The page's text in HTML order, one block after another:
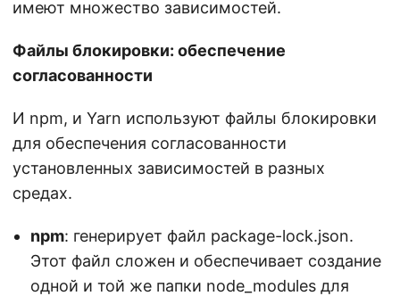
имеют множество зависимостей.
Файлы блокировки: обеспечение
согласованности
И npm, и Yarn используют файлы блокировки
для обеспечения согласованности
установленных зависимостей в разных
средах.
npm: генерирует файл package-lock.json.
Этот файл сложен и обеспечивает создание
одной и той же папки node_modules для